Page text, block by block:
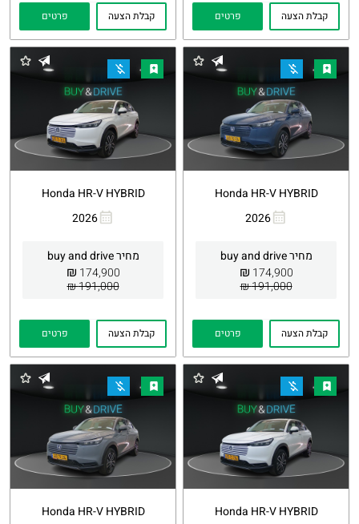
קבלת הצעה פרטים קבלת הצעה פרטים
Honda HR-V HYBRID
2026
מחיר buy and drive
174,900
₪
191,000 ₪
Whatsapp
קבלת הצעה פרטים
Honda HR-V HYBRID
2026
מחיר buy and drive
174,900
₪
191,000 ₪
Whatsapp
קבלת הצעה פרטים
Honda HR-V HYBRID
Honda HR-V HYBRID